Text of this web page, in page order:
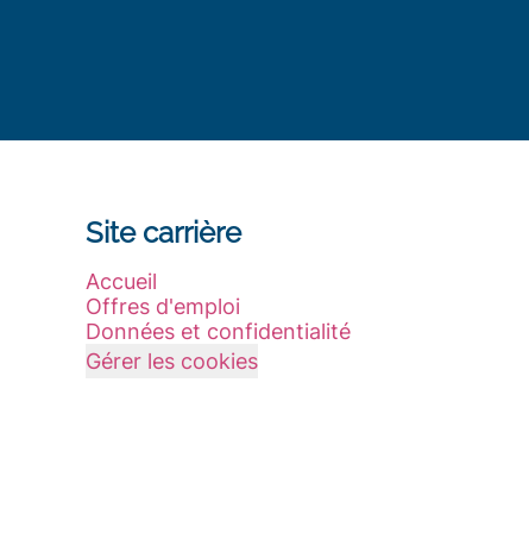
Site carrière
Accueil
Offres d'emploi
Données et confidentialité
Gérer les cookies